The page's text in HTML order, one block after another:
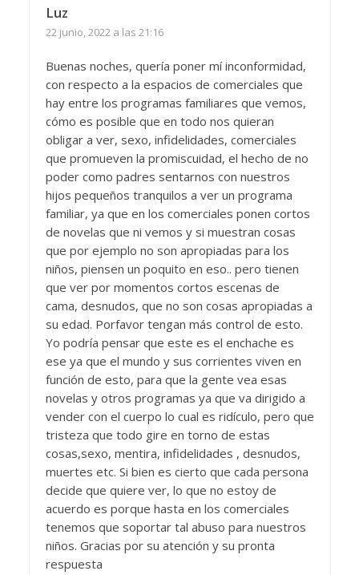
Luz
22 junio, 2022 a las 21:16
Buenas noches, quería poner mí inconformidad,
con respecto a la espacios de comerciales que
hay entre los programas familiares que vemos,
cómo es posible que en todo nos quieran
obligar a ver, sexo, infidelidades, comerciales
que promueven la promiscuidad, el hecho de no
poder como padres sentarnos con nuestros
hijos pequeños tranquilos a ver un programa
familiar, ya que en los comerciales ponen cortos
de novelas que ni vemos y si muestran cosas
que por ejemplo no son apropiadas para los
niños, piensen un poquito en eso.. pero tienen
que ver por momentos cortos escenas de
cama, desnudos, que no son cosas apropiadas a
su edad. Porfavor tengan más control de esto.
Yo podría pensar que este es el enchache es
ese ya que el mundo y sus corrientes viven en
función de esto, para que la gente vea esas
novelas y otros programas ya que va dirigido a
vender con el cuerpo lo cual es ridículo, pero que
tristeza que todo gire en torno de estas
cosas,sexo, mentira, infidelidades , desnudos,
muertes etc. Si bien es cierto que cada persona
decide que quiere ver, lo que no estoy de
acuerdo es porque hasta en los comerciales
tenemos que soportar tal abuso para nuestros
niños. Gracias por su atención y su pronta
respuesta